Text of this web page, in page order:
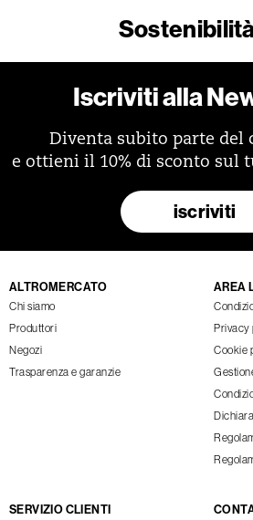
Iscriviti alla
Diventa subito parte del
e ottieni il 10% di sconto sul
iscriviti
ALTROMERCATO
Chi siamo
Produttori
Negozi
Trasparenza e garanzie
AREA
Privacy
Cookie
SERVIZIO CLIENTI